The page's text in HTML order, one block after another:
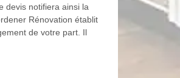
devis notifiera ainsi la
Rénovation établit
de votre part. Il